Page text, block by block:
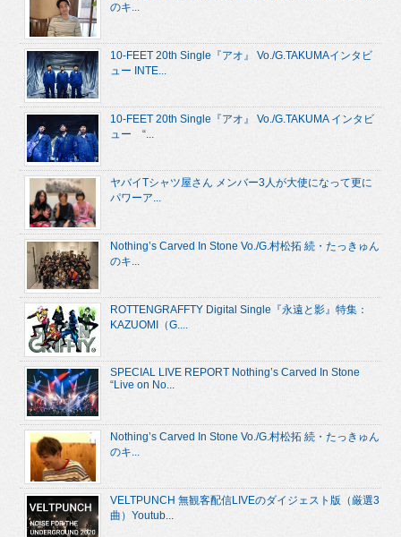
のキ...
10-FEET 20th Single『アオ』 Vo./G.TAKUMAインタビ
ュー INTE...
10-FEET 20th Single『アオ』 Vo./G.TAKUMA インタビ
ュー “...
ヤバイTシャツ屋さん メンバー3人が大使になって更に
パワーア...
Nothing’s Carved In Stone Vo./G.村松拓 続・たっきゅん
のキ...
ROTTENGRAFFTY Digital Single『永遠と影』特集：
KAZUOMI（G....
SPECIAL LIVE REPORT Nothing’s Carved In Stone
“Live on No...
Nothing’s Carved In Stone Vo./G.村松拓 続・たっきゅん
のキ...
VELTPUNCH 無観客配信LIVEのダイジェスト版（厳選3
曲）Youtub...